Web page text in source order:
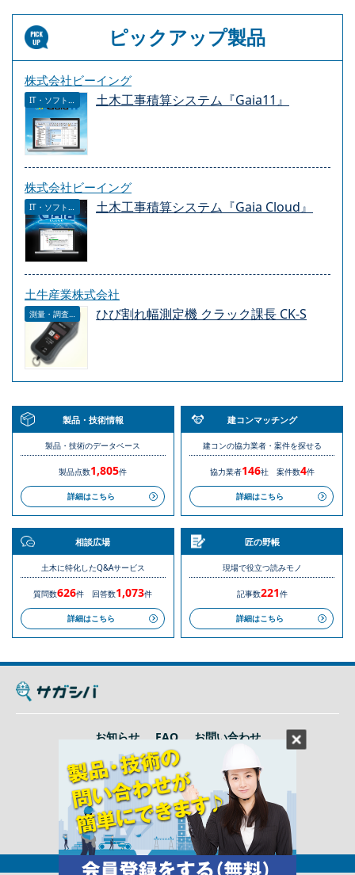
ピックアップ製品
株式会社ビーイング
IT・ソフトウェア 土木工事積算システム『Gaia11』
株式会社ビーイング
IT・ソフトウェア 土木工事積算システム『Gaia Cloud』
土牛産業株式会社
測量・調査・サービス ひび割れ幅測定機 クラック課長 CK-S
製品・技術情報
製品・技術のデータベース
製品点数1,805件
詳細はこちら
建コンマッチング
建コンの協力業者・案件を探せる
協力業者146社 案件数4件
詳細はこちら
相談広場
土木に特化したQ&Aサービス
質問数626件 回答数1,073件
詳細はこちら
匠の野帳
現場で役立つ読みモノ
記事数221件
詳細はこちら
お知らせ FAQ
お問い合わせ
利用規約
プライバシーポリシー
© Being Co., Ltd. All rights reserved.